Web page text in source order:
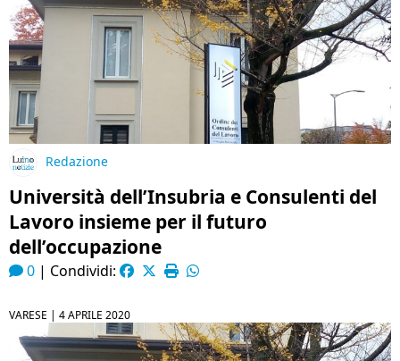
Redazione
Università dell’Insubria e Consulenti del
Lavoro insieme per il futuro
dell’occupazione
0 | Condividi:
VARESE | 4 APRILE 2020